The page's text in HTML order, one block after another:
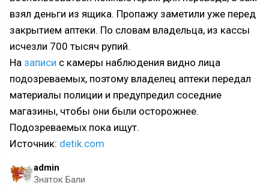
взял деньги из ящика. Пропажу заметили уже перед
закрытием аптеки. По словам владельца, из кассы
исчезли 700 тысяч рупий.
На записи с камеры наблюдения видно лица
подозреваемых, поэтому владелец аптеки передал
материалы полиции и предупредил соседние
магазины, чтобы они были осторожнее.
Подозреваемых пока ищут.
Источник: detik.com
admin
Знаток Бали